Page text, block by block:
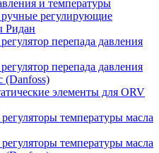
и температуры
регулирующие
Ридан
перепада давления
перепада давления
(Danfoss)
элементы для ORV
температуры масла
температуры масла